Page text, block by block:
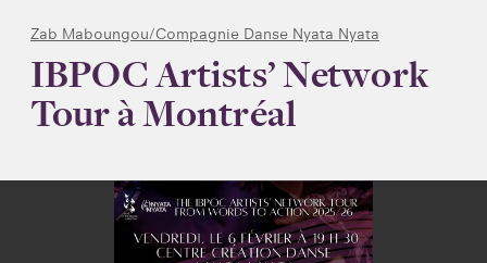
Zab Maboungou/Compagnie Danse Nyata Nyata
IBPOC Artists’ Network
Tour à Montréal